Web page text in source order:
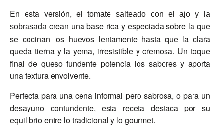
En esta versión, eltomate salteado con el ajo y la
sobrasada crean una base rica y especiada sobre la que
se cocinan los huevos lentamente hasta que la clara
queda tierna y la yema, irresistible y cremosa. Un toque
final de queso fundente potencia los sabores y aporta
una textura envolvente.
Perfecta para una cena informal pero sabrosa, o para un
desayuno contundente, esta receta destaca por su
equilibrio entre lo tradicional y lo gourmet.